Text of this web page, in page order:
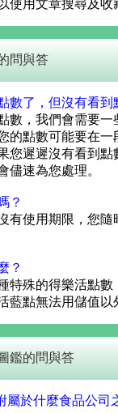
使用文章搜尋及收
問與答
數了，但沒有看到
數，我們會需要一
的點數可能要在一
您遲遲沒有看到點
儘速為您處理。
？
有使用期限，您隨
？
特殊的得樂活點數
藍點無法用儲值以
鑑的問與答
屬於什麼食品公司